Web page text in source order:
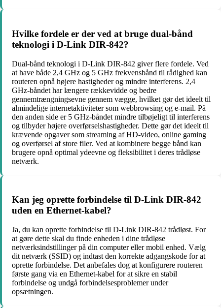
Hvilke fordele er der ved at bruge dual-bånd
teknologi i D-Link DIR-842?
Dual-bånd teknologi i D-Link DIR-842 giver flere fordele. Ved
at have både 2,4 GHz og 5 GHz frekvensbånd til rådighed kan
routeren opnå højere hastigheder og mindre interferens. 2,4
GHz-båndet har længere rækkevidde og bedre
gennemtrængningsevne gennem vægge, hvilket gør det ideelt til
almindelige internetaktiviteter som webbrowsing og e-mail. På
den anden side er 5 GHz-båndet mindre tilbøjeligt til interferens
og tilbyder højere overførselshastigheder. Dette gør det ideelt til
krævende opgaver som streaming af HD-video, online gaming
og overførsel af store filer. Ved at kombinere begge bånd kan
brugere opnå optimal ydeevne og fleksibilitet i deres trådløse
netværk.
Kan jeg oprette forbindelse til D-Link DIR-842
uden en Ethernet-kabel?
Ja, du kan oprette forbindelse til D-Link DIR-842 trådløst. For
at gøre dette skal du finde enheden i dine trådløse
netværksindstillinger på din computer eller mobil enhed. Vælg
dit netværk (SSID) og indtast den korrekte adgangskode for at
oprette forbindelse. Det anbefales dog at konfigurere routeren
første gang via en Ethernet-kabel for at sikre en stabil
forbindelse og undgå forbindelsesproblemer under
opsætningen.